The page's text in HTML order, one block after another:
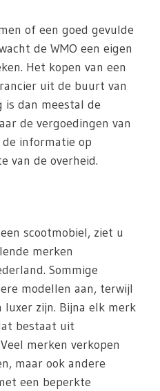
of een goed gevulde
de WMO een eigen
Het kopen van een
uit de buurt van
is dan meestal de
de vergoedingen van
de informatie op
van de overheid.
scootmobiel, ziet u
merken
Sommige
modellen aan, terwijl
zijn. Bijna elk merk
bestaat uit
merken verkopen
maar ook andere
een beperkte